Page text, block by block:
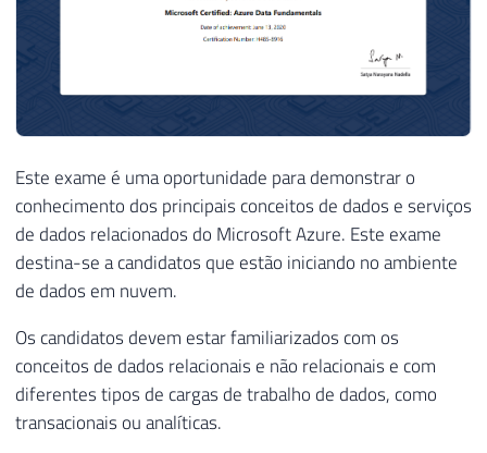
Este exame é uma oportunidade para demonstrar o
conhecimento dos principais conceitos de dados e serviços
de dados relacionados do Microsoft Azure. Este exame
destina-se a candidatos que estão iniciando no ambiente
de dados em nuvem.
Os candidatos devem estar familiarizados com os
conceitos de dados relacionais e não relacionais e com
diferentes tipos de cargas de trabalho de dados, como
transacionais ou analíticas.